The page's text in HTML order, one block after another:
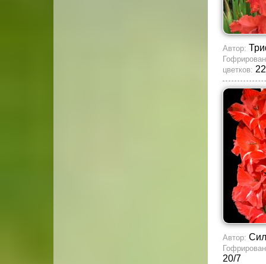
Автор:
цветков:
Автор:
20/7